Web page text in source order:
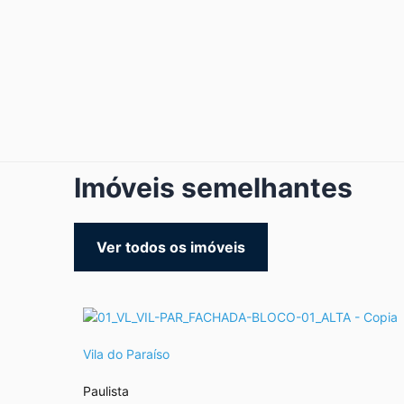
Imóveis semelhantes
Ver todos os imóveis
Vila do Paraíso
Paulista